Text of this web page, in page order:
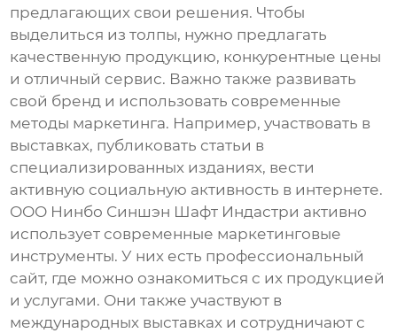
предлагающих свои решения. Чтобы
выделиться из толпы, нужно предлагать
качественную продукцию, конкурентные цены
и отличный сервис. Важно также развивать
свой бренд и использовать современные
методы маркетинга. Например, участвовать в
выставках, публиковать статьи в
специализированных изданиях, вести
активную социальную активность в интернете.
ООО Нинбо Синшэн Шафт Индастри активно
использует современные маркетинговые
инструменты. У них есть профессиональный
сайт, где можно ознакомиться с их продукцией
и услугами. Они также участвуют в
международных выставках и сотрудничают с